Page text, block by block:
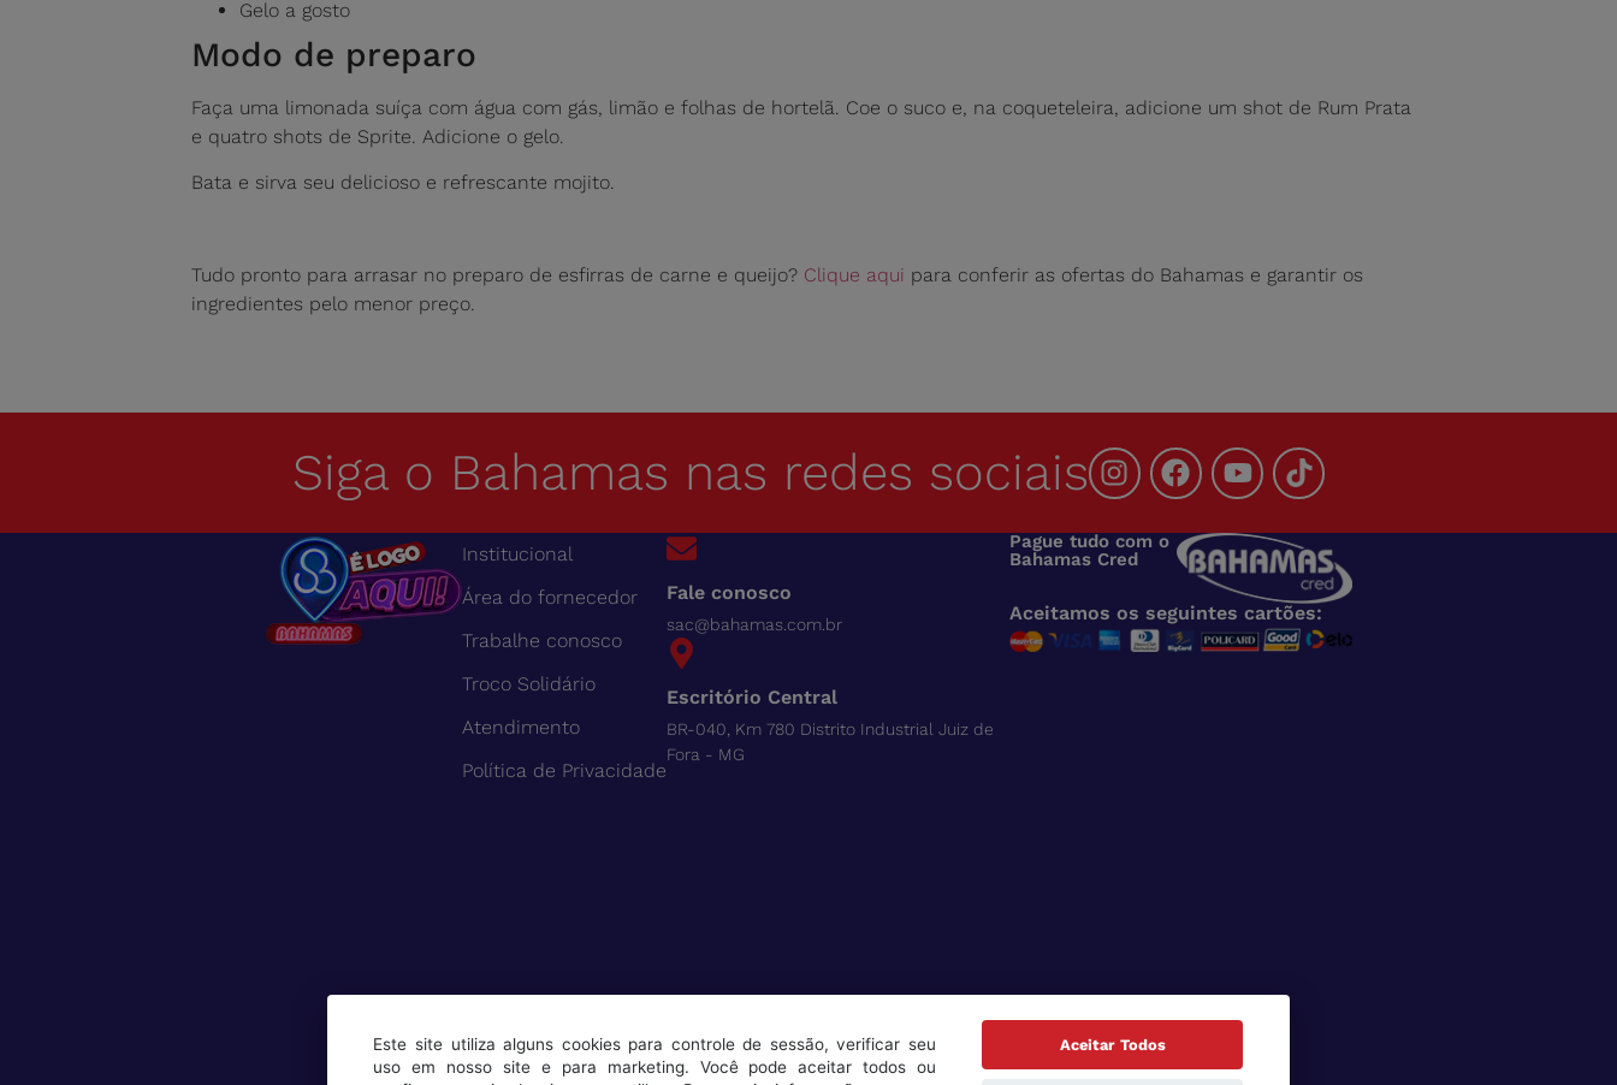
Gelo a gosto
Modo de preparo
Faça uma limonada suíça com água com gás, limão e folhas de hortelã. Coe o suco e, na coqueteleira, adicione um shot de Rum Prata
e quatro shots de Sprite. Adicione o gelo.
Bata e sirva seu delicioso e refrescante mojito.
Tudo pronto para arrasar no preparo de esfirras de carne e queijo? Clique aqui para conferir as ofertas do Bahamas e garantir os
ingredientes pelo menor preço.
Siga o Bahamas nas redes sociais
Institucional
Área do fornecedor
Trabalhe conosco
Troco Solidário
Atendimento
Política de Privacidade
Fale conosco
sac@bahamas.com.br
Escritório Central
BR-040, Km 780 Distrito Industrial Juiz de
Fora - MG
Pague tudo com o
Bahamas Cred
Aceitamos os seguintes cartões:
Este site utiliza alguns cookies para controle de sessão, verificar seu
uso em nosso site e para marketing. Você pode aceitar todos ou
Aceitar Todos